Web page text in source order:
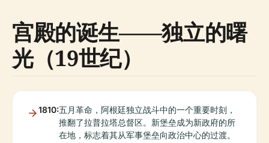
宫殿的诞生——独立的曙
光（19世纪）
1810:五月革命，阿根廷独立战斗中的一个重要时刻，
推翻了拉普拉塔总督区。新堡垒成为新政府的所
在地，标志着其从军事堡垒向政治中心的过渡。